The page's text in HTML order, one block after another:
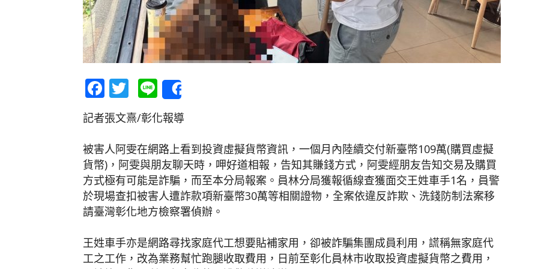
Facebook
Twitter
Line
記者張文熹/彰化報導
被害人阿雯在網路上看到投資虛擬貨幣資訊，一個月內陸續交付新臺幣109萬(購買虛擬
貨幣)，阿雯與朋友聊天時，呷好道相報，告知其賺錢方式，阿雯經朋友告知交易及購買
方式極有可能是詐騙，而至本分局報案。員林分局獲報循線查獲面交王姓車手1名，員警
於現場查扣被害人遭詐款項新臺幣30萬等相關證物，全案依違反詐欺、洗錢防制法案移
請臺灣彰化地方檢察署偵辦。
王姓車手亦是網路尋找家庭代工想要貼補家用，卻被詐騙集團成員利用，謊稱無家庭代
工之工作，改為業務幫忙跑腿收取費用，日前至彰化員林市收取投資虛擬貨幣之費用，